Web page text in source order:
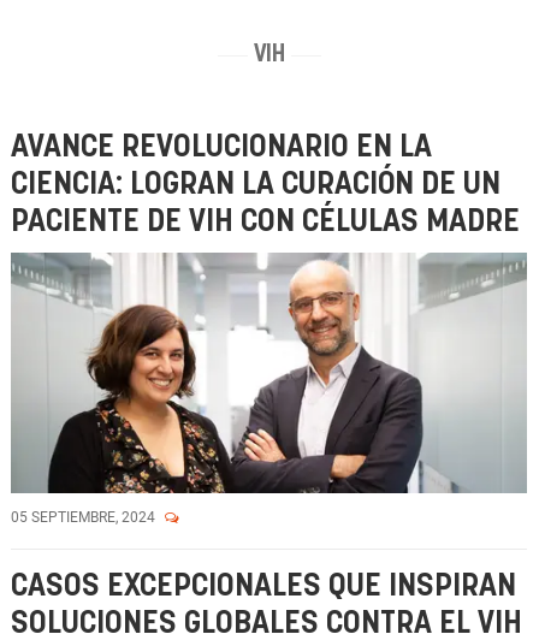
VIH
AVANCE REVOLUCIONARIO EN LA
CIENCIA: LOGRAN LA CURACIÓN DE UN
PACIENTE DE VIH CON CÉLULAS MADRE
05 SEPTIEMBRE, 2024
CASOS EXCEPCIONALES QUE INSPIRAN
SOLUCIONES GLOBALES CONTRA EL VIH